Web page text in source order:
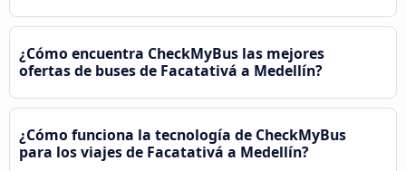
¿Cómo encuentra CheckMyBus las mejores
ofertas de buses de Facatativá a Medellín?
¿Cómo funciona la tecnología de CheckMyBus
para los viajes de Facatativá a Medellín?